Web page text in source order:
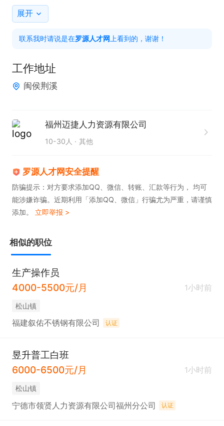
1. 具备良好的责任心和团队协作精神，能够在团队环
2. 拥有较强的学习能力，可快速掌握生产操作技能。
福利待遇：
晚餐及宵夜。
2. 生活区配备篮球场、羽毛球场等休闲设施。
可申请夫妻房（不含空调）。
4. 公司为员工办理五险。
5. 工作满一年可享受年休假。
6. 工作满一个月起计算工龄，满规定时限可报销路费
展开
联系我时请说是在罗源人才网 上看到的，谢谢！
工作地址
闽侯荆溪
福州迈捷人力资源有限公司
10-30人 其他
罗源人才网安全提醒
防骗提示：对方要求添加QQ、微信、转账、汇款等行为， 均可
能涉嫌诈骗。近期利用「添加QQ、微信」行骗尤为严重，请谨慎
添加。 立即举报 >
相似的职位
生产操作员
4000-5500元/月
1小时前
松山镇
福建叙佑不锈钢有限公司 认证
昱升普工白班
6000-6500元/月
1小时前
松山镇
宁德市领贤人力资源有限公司福州分公司 认证